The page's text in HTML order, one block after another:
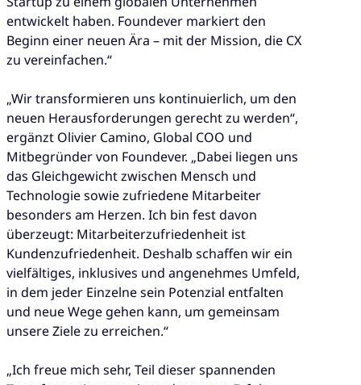
entwickelt haben. Foundever markiert den
Beginn einer neuen Ära – mit der Mission, die CX
zu vereinfachen.“
„Wir transformieren uns kontinuierlich, um den
neuen Herausforderungen gerecht zu werden“,
ergänzt Olivier Camino, Global COO und
Mitbegründer von Foundever. „Dabei liegen uns
das Gleichgewicht zwischen Mensch und
Technologie sowie zufriedene Mitarbeiter
besonders am Herzen. Ich bin fest davon
überzeugt: Mitarbeiterzufriedenheit ist
Kundenzufriedenheit. Deshalb schaffen wir ein
vielfältiges, inklusives und angenehmes Umfeld,
in dem jeder Einzelne sein Potenzial entfalten
und neue Wege gehen kann, um gemeinsam
unsere Ziele zu erreichen.“
„Ich freue mich sehr, Teil dieser spannenden